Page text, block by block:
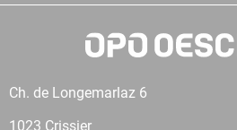
Ch. de Longemarlaz 6
1023 Crissier